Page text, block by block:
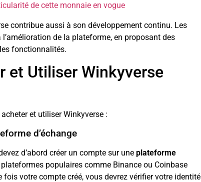
de cette monnaie en vogue
contribue aussi à son développement continu. Les
de la plateforme, en proposant des
fonctionnalités.
et Utiliser Winkyverse
et utiliser Winkyverse :
d’échange
d’abord créer un compte sur une plateforme
populaires comme Binance ou Coinbase
fois votre compte créé, vous devrez vérifier votre identité